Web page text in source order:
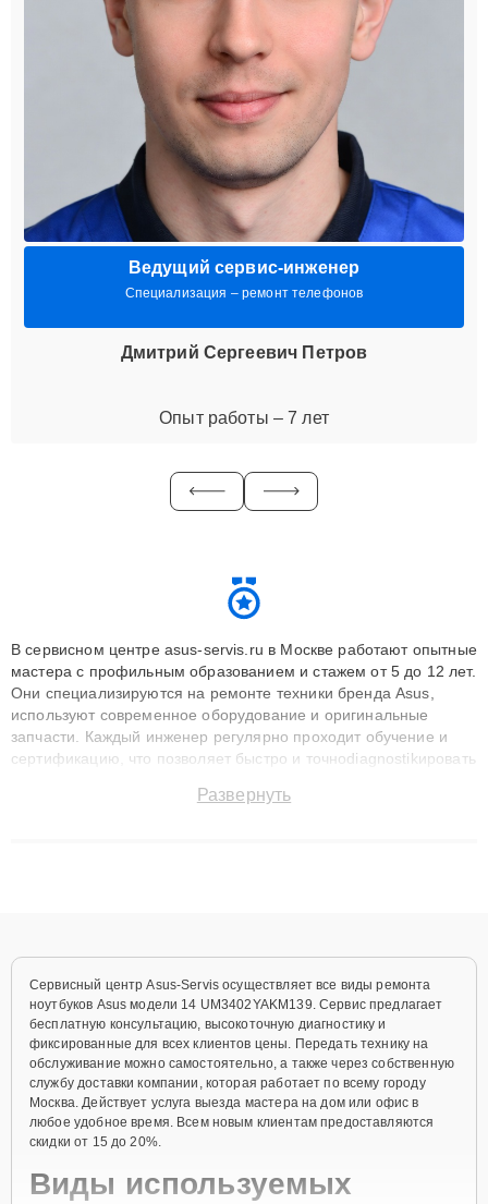
Ведущий сервис-инженер
Специализация – ремонт телефонов
Дмитрий Сергеевич Петров
Опыт работы – 7 лет
В сервисном центре asus-servis.ru в Москве работают опытные
мастера с профильным образованием и стажем от 5 до 12 лет.
Они специализируются на ремонте техники бренда Asus,
используют современное оборудование и оригинальные
запчасти. Каждый инженер регулярно проходит обучение и
сертификацию, что позволяет быстро и точноdiagnostikировать
до 3 лет. Наши мастера решают сложные случаи: от замены
Развернуть
Сервисный центр Asus-Servis осуществляет все виды ремонта
ноутбуков Asus модели 14 UM3402YAKM139. Сервис предлагает
бесплатную консультацию, высокоточную диагностику и
фиксированные для всех клиентов цены. Передать технику на
обслуживание можно самостоятельно, а также через собственную
службу доставки компании, которая работает по всему городу
Москва. Действует услуга выезда мастера на дом или офис в
любое удобное время. Всем новым клиентам предоставляются
скидки от 15 до 20%.
Виды используемых